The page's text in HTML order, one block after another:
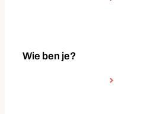
Wie ben je?